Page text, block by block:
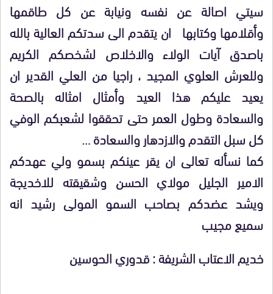
سيتي اصالة عن نفسه ونيابة عن كل طاقمها
وأقلامها وكتابها ان يتقدم الى سدتكم العالية بالله
باصدق آيات الولاء والاخلاص لشخصكم الكريم
وللعرش العلوي المجيد ، راجيا من العلي القدير ان
يعيد عليكم هذا العيد وأمثال امثاله بالصحة
والسعادة وطول العمر حتى تحققوا لشعبكم الوفي
كل سبل التقدم والازدهار والسعادة …
كما نسأله تعالى ان يقر عينكم بسمو ولي عهدكم
الامير الجليل مولاي الحسن وشقيقته للاخديجة
ويشد عضدكم بصاحب السمو المولى رشيد انه
سميع مجيب
خديم الاعتاب الشريفة : قدوري الحوسين